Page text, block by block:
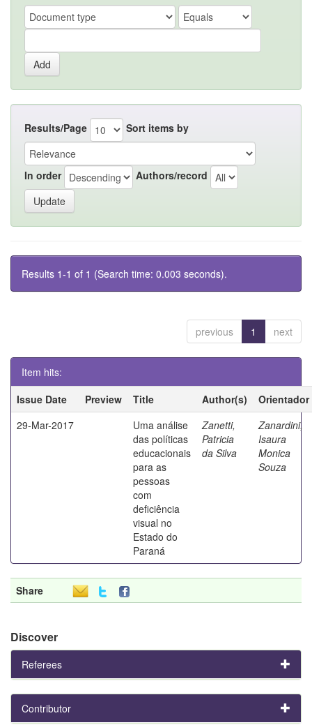
Results/Page Sort items by
In order Authors/record
Results 1-1 of 1 (Search time: 0.003 seconds).
previous 1 next
Item hits:
Issue Date
Preview Title Author(s)
Orientador
29-Mar-2017
Uma análise
das políticas
educacionais
para as
pessoas
com
deficiência
visual no
Estado do
Paraná
Zanetti,
Patricia
da Silva
Zanardini,
Isaura
Monica
Souza
Share
Discover
Referees
Contributor